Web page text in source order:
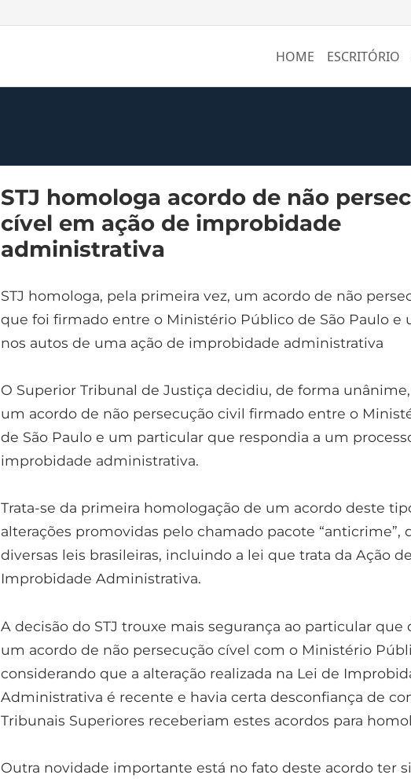
HOME ESCRITÓRIO
STJ homologa acordo de não
cível em ação de improbidade
administrativa
STJ homologa, pela primeira vez, um acordo de não
que foi firmado entre o Ministério Público de São Paulo e
nos autos de uma ação de improbidade administrativa
O Superior Tribunal de Justiça decidiu, de forma
um acordo de não persecução civil firmado entre o
de São Paulo e um particular que respondia a um
improbidade administrativa.
Trata-se da primeira homologação de um acordo deste
alterações promovidas pelo chamado pacote “anticrime”,
diversas leis brasileiras, incluindo a lei que trata da Ação de
Improbidade Administrativa.
A decisão do STJ trouxe mais segurança ao particular
um acordo de não persecução cível com o Ministério
considerando que a alteração realizada na Lei de
Administrativa é recente e havia certa desconfiança de
Tribunais Superiores receberiam estes acordos para
Outra novidade importante está no fato deste acordo ter